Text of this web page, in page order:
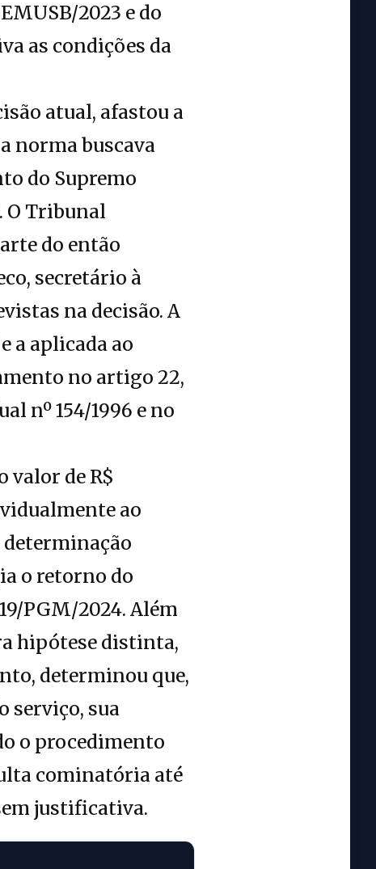
2023 e do
as condições da
atual, afastou a
norma buscava
do Supremo
O Tribunal
do então
secretário à
na decisão. A
a aplicada ao
no artigo 22,
nº 154/1996 e no
valor de R$
ao
determinação
o retorno do
PGM/2024. Além
hipótese distinta,
determinou que,
serviço, sua
o procedimento
cominatória até
justificativa.